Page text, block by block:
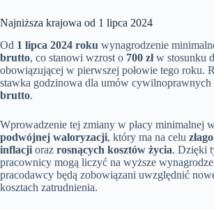
Najniższa krajowa od 1 lipca 2024
Od 1 lipca 2024 roku wynagrodzenie
brutto, co stanowi wzrost o 700 złw stosunku
obowiązującej w pierwszej połowie tego roku.
stawka godzinowa dla umów cywilnoprawnych
brutto.
Wprowadzenie tej zmiany w płacy minimalnej
podwójnej waloryzacji, który ma na celu
inflacji oraz rosnących kosztów życia. Dzięki
pracownicy mogą liczyć na wyższe
pracodawcy będą zobowiązani uwzględnić
kosztach zatrudnienia.